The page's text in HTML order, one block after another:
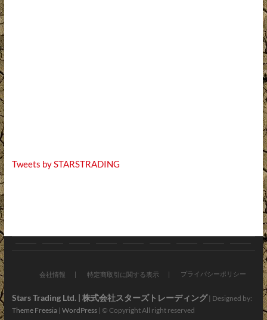
Tweets by STARSTRADING
ら
せ
ロ
グ
イ
ク
パ
ン
ラ
イ
車・
中
古
す
す
め
社
情
報
プ
リ・
問
い
会社情報 特定商取引に関する表示 プライバシーポリシー
Stars Trading Ltd. | 株式会社スターズトレーディング| Designed by:
Theme Freesia| WordPress| © Copyright All right reserved